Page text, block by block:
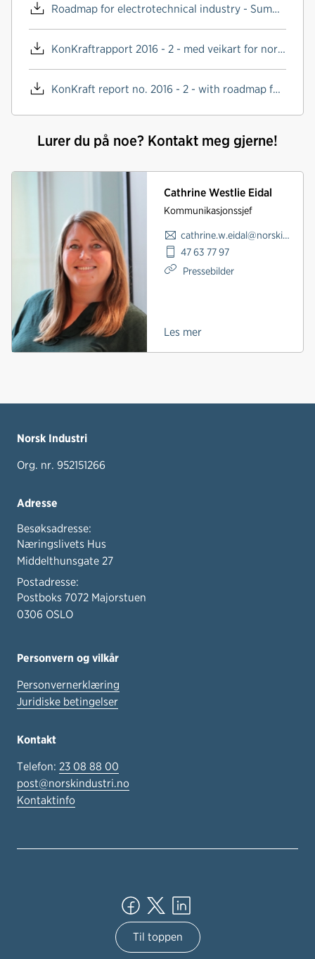
Roadmap for electrotechnical industry - Summary
KonKraftrapport 2016 - 2 - med veikart for norsk sokkel
KonKraft report no. 2016 - 2 - with roadmap for NCS
Lurer du på noe? Kontakt meg gjerne!
Cathrine Westlie Eidal
Kommunikasjonssjef
cathrine.w.eidal@norskindustri.no
47 63 77 97
Pressebilder
Les mer
Norsk Industri
Org. nr. 952151266
Adresse
Besøksadresse:
Næringslivets Hus
Middelthunsgate 27
Postadresse:
Postboks 7072 Majorstuen
0306 OSLO
Personvern og vilkår
Personvernerklæring
Juridiske betingelser
Kontakt
Telefon: 23 08 88 00
post@norskindustri.no
Kontaktinfo
Til toppen